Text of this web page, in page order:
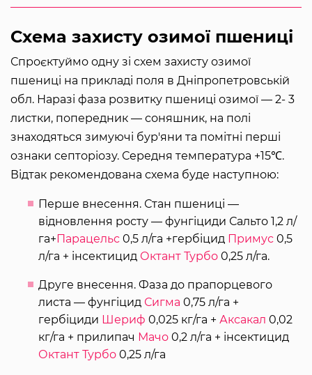
Схема захисту озимої пшениці
Спроєктуймо одну зі схем захисту озимої
пшениці на прикладі поля в Дніпропетровській
обл. Наразі фаза розвитку пшениці озимої — 2- 3
листки, попередник — соняшник, на полі
знаходяться зимуючі бур'яни та помітні перші
ознаки септоріозу. Середня температура +15℃.
Відтак рекомендована схема буде наступною:
Перше внесення. Стан пшениці —
відновлення росту — фунгіциди Сальто 1,2 л/
га+Парацельс 0,5 л/га +гербіцид Примус 0,5
л/га + інсектицид Октант Турбо 0,25 л/га.
Друге внесення. Фаза до прапорцевого
листа — фунгіцид Сигма 0,75 л/га +
гербіциди Шериф 0,025 кг/га + Аксакал 0,02
кг/га + прилипач Мачо 0,2 л/га + інсектицид
Октант Турбо 0,25 л/га